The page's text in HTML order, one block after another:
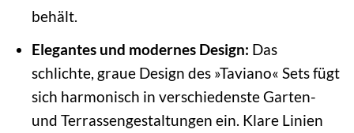
behält.
Elegantes und modernes Design: Das
schlichte, graue Design des »Taviano« Sets fügt
sich harmonisch in verschiedenste Garten-
und Terrassengestaltungen ein. Klare Linien